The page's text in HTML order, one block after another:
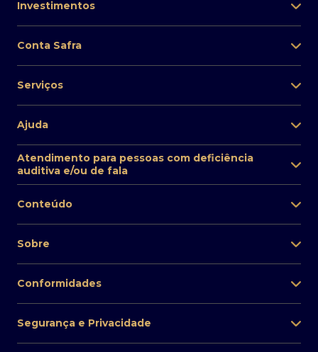
Investimentos
Conta Safra
Serviços
Ajuda
Atendimento para pessoas com deficiência
auditiva e/ou de fala
Conteúdo
Sobre
Conformidades
Segurança e Privacidade